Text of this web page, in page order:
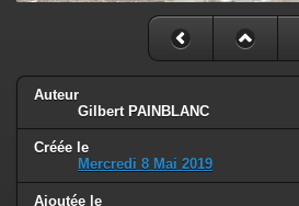
Auteur
Gilbert PAINBLANC
Créée le
Mercredi 8 Mai 2019
Ajoutée le